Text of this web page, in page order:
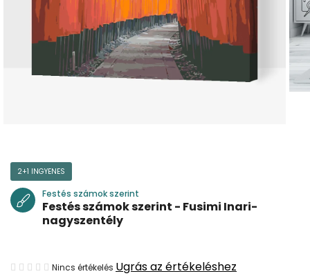
2+1 INGYENES
Festés számok szerint
Festés számok szerint - Fusimi Inari-
nagyszentély
A
Nincs értékelés Ugrás az értékeléshez